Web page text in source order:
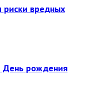
вредных
День рождения